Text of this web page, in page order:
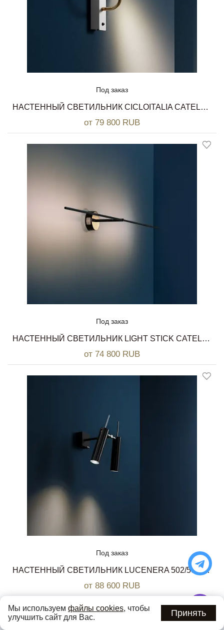
Под заказ
НАСТЕННЫЙ СВЕТИЛЬНИК CICLOITALIA CATELLANI & SMITH
от 79 800 RUB
Под заказ
НАСТЕННЫЙ СВЕТИЛЬНИК LIGHT STICK CATELLANI & SMITH
от 74 800 RUB
Под заказ
НАСТЕННЫЙ СВЕТИЛЬНИК LUCENERA 502/503 CATELLANI & SMITH
от 88 600 RUB
Мы используем файлы cookies, чтобы
улучшить сайт для Вас.
Принять